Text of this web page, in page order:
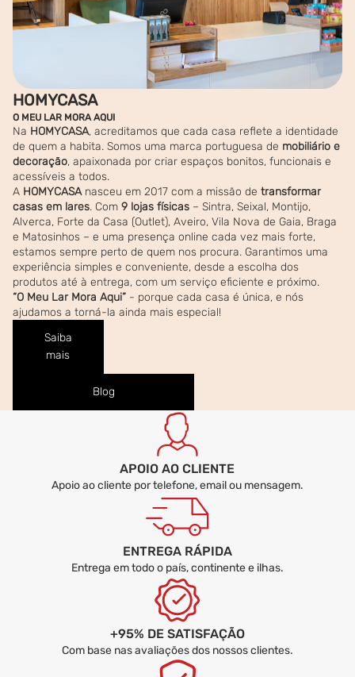
HOMYCASA
O MEU LAR MORA AQUI
Na HOMYCASA, acreditamos que cada casa reflete a identidade
de quem a habita. Somos uma marca portuguesa de mobiliário e
decoração, apaixonada por criar espaços bonitos, funcionais e
acessíveis a todos.
A HOMYCASAnasceu em 2017 com a missão de transformar
casas em lares. Com 9 lojas físicas – Sintra, Seixal, Montijo,
Alverca, Forte da Casa (Outlet), Aveiro, Vila Nova de Gaia, Braga
e Matosinhos – e uma presença online cada vez mais forte,
estamos sempre perto de quem nos procura. Garantimos uma
experiência simples e conveniente, desde a escolha dos
produtos até à entrega, com um serviço eficiente e próximo.
“O Meu Lar Mora Aqui” - porque cada casa é única, e nós
ajudamos a torná-la ainda mais especial!
Saiba
mais
Blog
APOIO AO CLIENTE
Apoio ao cliente por telefone, email ou mensagem.
ENTREGA RÁPIDA
Entrega em todo o país, continente e ilhas.
+95% DE SATISFAÇÃO
Com base nas avaliações dos nossos clientes.